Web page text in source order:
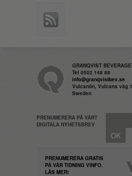
GRANQVIST
Tel 0502 148 88
info@granqvistbev.se
Vulcanön, Vulcans väg
Sweden
PRENUMERERA PÅ VÅRT
DIGITALA NYHETSBREV
PRENUMERERA GRATIS
PÅ VÅR TIDNING VINFO.
LÄS MER!